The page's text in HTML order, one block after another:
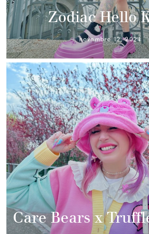
Zodiac Hello
novembre 12, 2024
Care Bears x